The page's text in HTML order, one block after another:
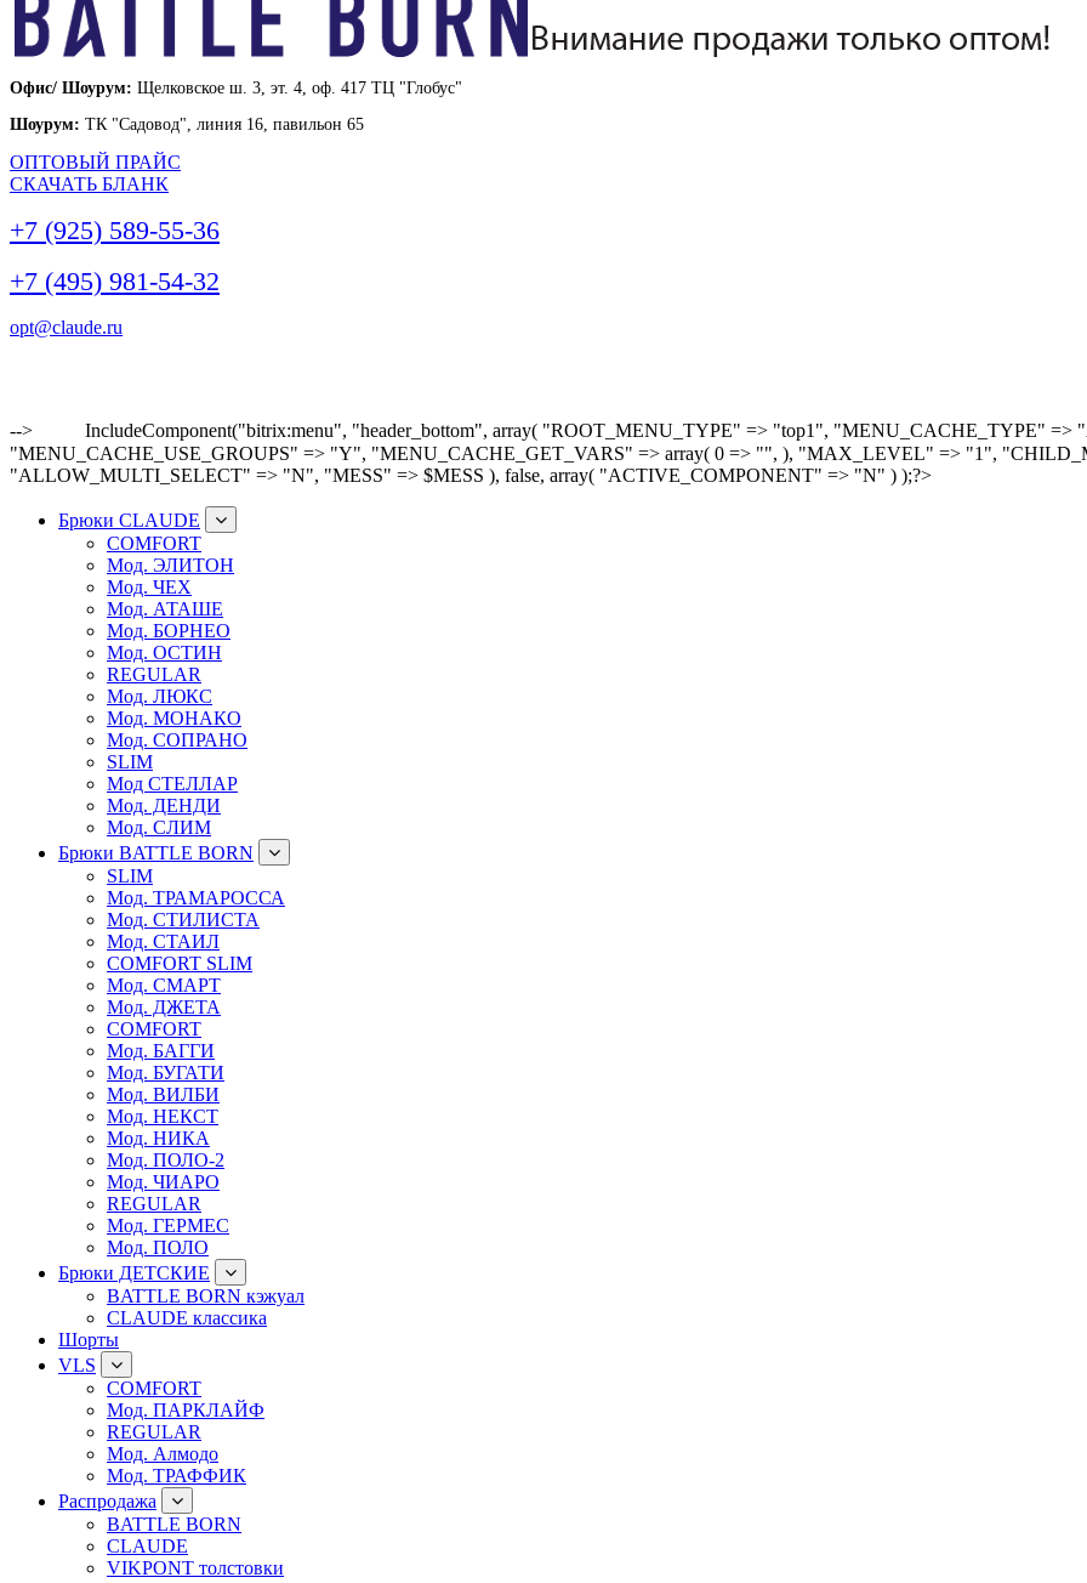
Офис/ Шоурум: Щелковское ш. 3, эт. 4, оф. 417 ТЦ "Глобус"
Шоурум: ТК "Садовод", линия 16, павильон 65
ОПТОВЫЙ ПРАЙС
СКАЧАТЬ БЛАНК
+7 (925) 589-55-36
+7 (495) 981-54-32
opt@claude.ru
-->
IncludeComponent("bitrix:menu", "header_bottom", array( "ROOT_MENU_TYPE" => "top1", "MENU_CACHE_TYPE"
"MENU_CACHE_USE_GROUPS" => "Y", "MENU_CACHE_GET_VARS" => array( 0 => "", ), "MAX_LEVEL" => "1",
"ALLOW_MULTI_SELECT" => "N", "MESS" => $MESS ), false, array( "ACTIVE_COMPONENT" => "N" ) );?>
Брюки CLAUDE
COMFORT
Мод. ЭЛИТОН
Мод. ЧЕХ
Мод. АТАШЕ
Мод. БОРНЕО
Мод. ОСТИН
REGULAR
Мод. ЛЮКС
Мод. МОНАКО
Мод. СОПРАНО
SLIM
Мод СТЕЛЛАР
Мод. ДЕНДИ
Мод. СЛИМ
Брюки BATTLE BORN
SLIM
Мод. ТРАМАРОССА
Мод. СТИЛИСТА
Мод. СТАИЛ
COMFORT SLIM
Мод. СМАРТ
Мод. ДЖЕТА
COMFORT
Мод. БАГГИ
Мод. БУГАТИ
Мод. ВИЛБИ
Мод. НЕКСТ
Мод. НИКА
Мод. ПОЛО-2
Мод. ЧИАРО
REGULAR
Мод. ГЕРМЕС
Мод. ПОЛО
Брюки ДЕТСКИЕ
BATTLE BORN кэжуал
CLAUDE классика
Шорты
VLS
COMFORT
Мод. ПАРКЛАЙФ
REGULAR
Мод. Алмодо
Мод. ТРАФФИК
Распродажа
BATTLE BORN
CLAUDE
VIKPONT толстовки